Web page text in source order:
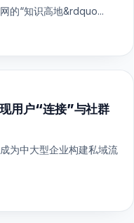
的“知识高地&rdquo...
用户“连接”与社群
为中大型企业构建私域流